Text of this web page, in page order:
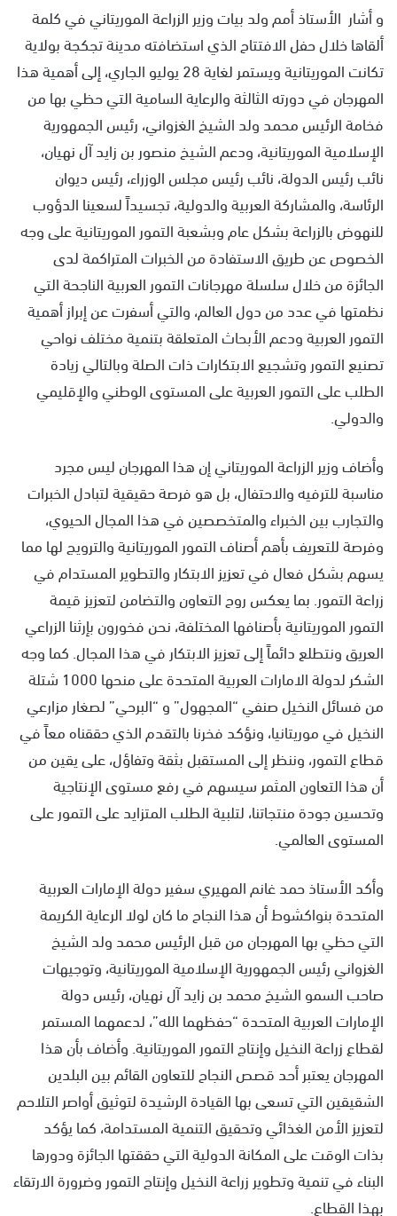
و أشار الأستاذ أمم ولد بيات وزير الزراعة الموريتاني في كلمة
ألقاها خلال حفل الافتتاح الذي استضافته مدينة تجكجة بولاية
تكانت الموريتانية ويستمر لغاية 28 يوليو الجاري، إلى أهمية هذا
المهرجان في دورته الثالثة والرعاية السامية التي حظي بها من
فخامة الرئيس محمد ولد الشيخ الغزواني، رئيس الجمهورية
الإسلامية الموريتانية، ودعم الشيخ منصور بن زايد آل نهيان،
نائب رئيس الدولة، نائب رئيس مجلس الوزراء، رئيس ديوان
الرئاسة، والمشاركة العربية والدولية، تجسيداً لسعينا الدؤوب
للنهوض بالزراعة بشكل عام وبشعبة التمور الموريتانية على وجه
الخصوص عن طريق الاستفادة من الخبرات المتراكمة لدى
الجائزة من خلال سلسلة مهرجانات التمور العربية الناجحة التي
نظمتها في عدد من دول العالم، والتي أسفرت عن إبراز أهمية
التمور العربية ودعم الأبحاث المتعلقة بتنمية مختلف نواحي
تصنيع التمور وتشجيع الابتكارات ذات الصلة وبالتالي زيادة
الطلب على التمور العربية على المستوى الوطني والإقليمي
والدولي.
وأضاف وزير الزراعة الموريتاني إن هذا المهرجان ليس مجرد
مناسبة للترفيه والاحتفال، بل هو فرصة حقيقية لتبادل الخبرات
والتجارب بين الخبراء والمتخصصين في هذا المجال الحيوي،
وفرصة للتعريف بأهم أصناف التمور الموريتانية والترويج لها مما
يسهم بشكل فعال في تعزيز الابتكار والتطوير المستدام في
زراعة التمور. بما يعكس روح التعاون والتضامن لتعزيز قيمة
التمور الموريتانية بأصنافها المختلفة، نحن فخورون بإرثنا الزراعي
العريق ونتطلع دائماً إلى تعزيز الابتكار في هذا المجال. كما وجه
الشكر لدولة الامارات العربية المتحدة على منحها 1000 شتلة
من فسائل النخيل صنفي “المجهول” و “البرحي” لصغار مزارعي
النخيل في موريتانيا، ونؤكد فخرنا بالتقدم الذي حققناه معاً في
قطاع التمور، وننظر إلى المستقبل بثقة وتفاؤل، على يقين من
أن هذا التعاون المثمر سيسهم في رفع مستوى الإنتاجية
وتحسين جودة منتجاتنا، لتلبية الطلب المتزايد على التمور على
المستوى العالمي.
وأكد الأستاذ حمد غانم المهيري سفير دولة الإمارات العربية
المتحدة بنواكشوط أن هذا النجاح ما كان لولا الرعاية الكريمة
التي حظي بها المهرجان من قبل الرئيس محمد ولد الشيخ
الغزواني رئيس الجمهورية الإسلامية الموريتانية، وتوجيهات
صاحب السمو الشيخ محمد بن زايد آل نهيان، رئيس دولة
الإمارات العربية المتحدة “حفظهما الله”، لدعمهما المستمر
لقطاع زراعة النخيل وإنتاج التمور الموريتانية. وأضاف بأن هذا
المهرجان يعتبر أحد قصص النجاح للتعاون القائم بين البلدين
الشقيقين التي تسعى بها القيادة الرشيدة لتوثيق أواصر التلاحم
لتعزيز الأمن الغذائي وتحقيق التنمية المستدامة، كما يؤكد
بذات الوقت على المكانة الدولية التي حققتها الجائزة ودورها
البناء في تنمية وتطوير زراعة النخيل وإنتاج التمور وضرورة الارتقاء
بهذا القطاع.